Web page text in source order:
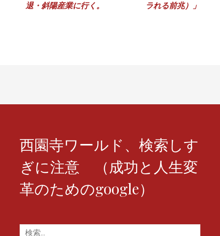
ョ
退・斜陽産業に行く。
ラれる前兆）」
西園寺ワールド、検索しす
ぎに注意 （成功と人生変
革のためのgoogle）
検